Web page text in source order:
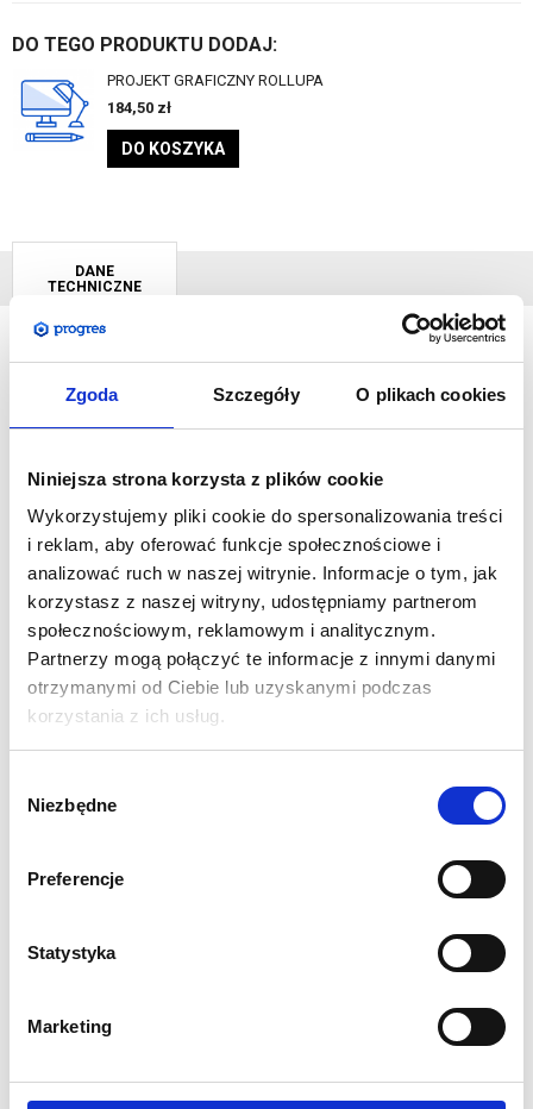
Zgoda Szczegóły O plikach cookies
Niniejsza strona korzysta z plików cookie
Wykorzystujemy pliki cookie do spersonalizowania treści
i reklam, aby oferować funkcje społecznościowe i
analizować ruch w naszej witrynie. Informacje o tym, jak
korzystasz z naszej witryny, udostępniamy partnerom
społecznościowym, reklamowym i analitycznym.
Partnerzy mogą połączyć te informacje z innymi danymi
otrzymanymi od Ciebie lub uzyskanymi podczas
korzystania z ich usług.
zgody
Niezbędne
Preferencje
Statystyka
Marketing
DO TEGO PRODUKTU DODAJ:
PROJEKT GRAFICZNY ROLLUPA
184,50 zł
DO KOSZYKA
DANE
TECHNICZNE
Roll-Up Compact
to połączenie sprawdzonej konstrukcji i
produkt. Roll-Up w kasecie Compact znajdzie swoje
zastosowanie jako dodatek do stoiska lub element wszelakich
krótkoterminowych wystaw i ekspozycji.
SPECYFIKACJA:
Wymiar rozłożonego systemu w mm: 2070 (wys.) x 870
(szer.) x 320 (gł.)
Wymiar grafiki w mm: 2000 (wys.) x 850 (szer.)
Waga systemu wraz z grafiką: 2,7 kg
Aluminiowa konstrukcja poddana anodowaniu
Górna listwa zatrzaskowa
Baner powlekany 510g/m2 druk UV -
standardowy
widoczną fakturą
roll-upów o gładkiej matowej powierzchni z przekładką